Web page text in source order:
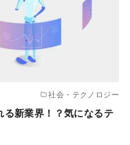
社会・テクノロジー
新業界！？気になるテ